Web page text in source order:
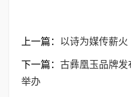
上一篇： 以诗为媒传薪
下一篇： 古彝凰玉品牌发
举办